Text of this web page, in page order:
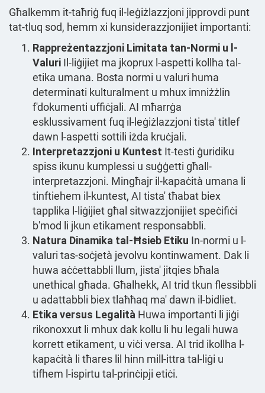
Għalkemm it-taħriġ fuq il-leġiżlazzjoni jipprovdi punt
tat-tluq sod, hemm xi kunsiderazzjonijiet importanti:
Rappreżentazzjoni Limitata tan-Normi u l-
Valuri Il-liġijiet ma jkoprux l-aspetti kollha tal-
etika umana. Bosta normi u valuri huma
determinati kulturalment u mhux imniżżlin
f'dokumenti uffiċjali. AI mħarrġa
esklussivament fuq il-leġiżlazzjoni tista' titlef
dawn l-aspetti sottili iżda kruċjali.
Interpretazzjoni u Kuntest It-testi ġuridiku
spiss ikunu kumplessi u suġġetti għall-
interpretazzjoni. Mingħajr il-kapaċità umana li
tinftiehem il-kuntest, AI tista' tħabat biex
tapplika l-liġijiet għal sitwazzjonijiet speċifiċi
b'mod li jkun etikament responsabbli.
Natura Dinamika tal-Ħsieb Etiku In-normi u l-
valuri tas-soċjetà jevolvu kontinwament. Dak li
huwa aċċettabbli llum, jista' jitqies bħala
unethical għada. Għalhekk, AI trid tkun flessibbli
u adattabbli biex tlaħħaq ma' dawn il-bidliet.
Etika versus Legalità Huwa importanti li jiġi
rikonoxxut li mhux dak kollu li hu legali huwa
korrett etikament, u viċi versa. AI trid ikollha l-
kapaċità li tħares lil hinn mill-ittra tal-liġi u
tifhem l-ispirtu tal-prinċipji etiċi.